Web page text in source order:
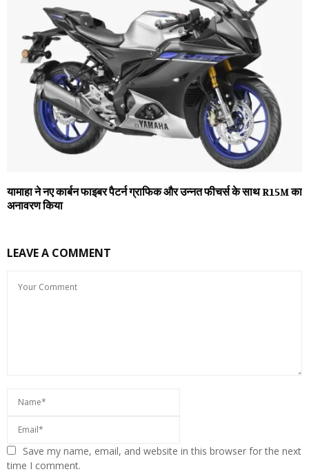
यामाहा ने नए कार्बन फाइबर पैटर्न ग्राफिक और उन्नत फीचर्स के साथ R15M का
अनावरण किया
LEAVE A COMMENT
Save my name, email, and website in this browser for the next
time I comment.